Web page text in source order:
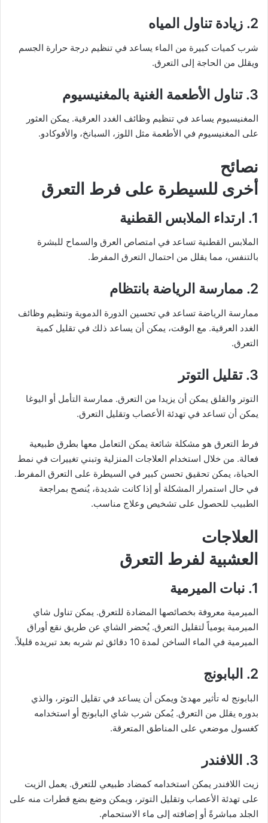
2. زيادة تناول المياه
شرب كميات كبيرة من الماء يساعد في تنظيم درجة حرارة الجسم
ويقلل من الحاجة إلى التعرق.
3. تناول الأطعمة الغنية بالمغنيسيوم
المغنيسيوم يساعد في تنظيم وظائف الغدد العرقية. يمكن العثور
على المغنيسيوم في الأطعمة مثل اللوز، السبانخ، والأفوكادو.
نصائح
أخرى للسيطرة على فرط التعرق
1. ارتداء الملابس القطنية
الملابس القطنية تساعد في امتصاص العرق والسماح للبشرة
بالتنفس، مما يقلل من احتمال التعرق المفرط.
2. ممارسة الرياضة بانتظام
ممارسة الرياضة تساعد في تحسين الدورة الدموية وتنظيم وظائف
الغدد العرقية. مع الوقت، يمكن أن يساعد ذلك في تقليل كمية
التعرق.
3. تقليل التوتر
التوتر والقلق يمكن أن يزيدا من التعرق. ممارسة التأمل أو اليوغا
يمكن أن تساعد في تهدئة الأعصاب وتقليل التعرق.
فرط التعرق هو مشكلة شائعة يمكن التعامل معها بطرق طبيعية
فعالة. من خلال استخدام العلاجات المنزلية وتبني تغييرات في نمط
الحياة، يمكن تحقيق تحسن كبير في السيطرة على التعرق المفرط.
في حال استمرار المشكلة أو إذا كانت شديدة، يُنصح بمراجعة
الطبيب للحصول على تشخيص وعلاج مناسب.
العلاجات
العشبية لفرط التعرق
1. نبات الميرمية
الميرمية معروفة بخصائصها المضادة للتعرق. يمكن تناول شاي
الميرمية يومياً لتقليل التعرق. يُحضر الشاي عن طريق نقع أوراق
الميرمية في الماء الساخن لمدة 10 دقائق ثم شربه بعد تبريده قليلاً.
2. البابونج
البابونج له تأثير مهدئ ويمكن أن يساعد في تقليل التوتر، والذي
بدوره يقلل من التعرق. يُمكن شرب شاي البابونج أو استخدامه
كغسول موضعي على المناطق المتعرقة.
3. اللافندر
زيت اللافندر يمكن استخدامه كمضاد طبيعي للتعرق. يعمل الزيت
على تهدئة الأعصاب وتقليل التوتر، ويمكن وضع بضع قطرات منه على
الجلد مباشرةً أو إضافته إلى ماء الاستحمام.